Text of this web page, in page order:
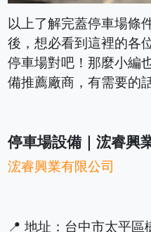
以上了解完蓋停車場條
後，想必看到這裡的各
停車場對吧！那麼小編
備推薦廠商，有需要的
停車場設備｜浤睿興
浤睿興業有限公司
📍 地址：台中市太平區